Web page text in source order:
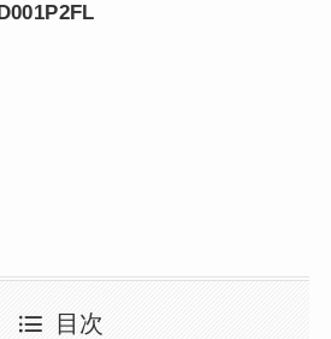
目次